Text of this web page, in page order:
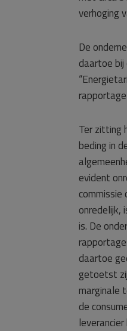
verhoging
De
daartoe bij
Ter zitting
beding in
evident
onredelijk,
is. De
daartoe
getoetst
marginale
de
leverancier